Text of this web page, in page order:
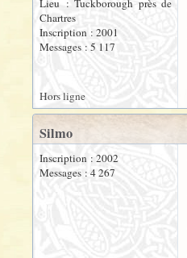
Lieu : Tuckborough près de
Chartres
Inscription : 2001
Messages : 5 117
Hors ligne
Silmo
Inscription : 2002
Messages : 4 267